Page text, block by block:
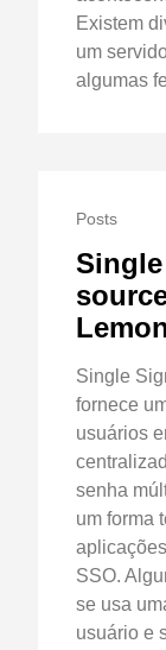
Existem
um
algumas
Posts
Single
fornece
usuários
senha
um forma
SSO.
se usa
usuário e